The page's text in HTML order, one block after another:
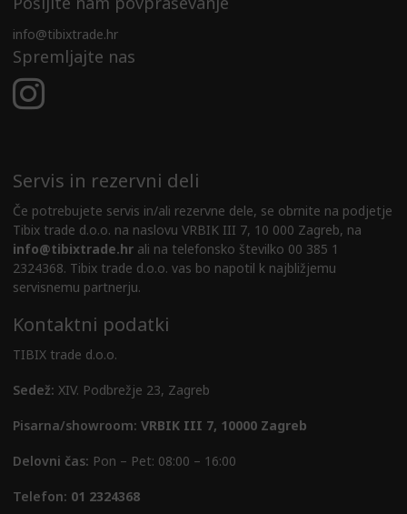
info@tibixtrade.hr
Spremljajte nas
Servis in rezervni deli
Če potrebujete servis in/ali rezervne dele, se obrnite na podjetje
Tibix trade d.o.o. na naslovu VRBIK III 7, 10 000 Zagreb, na
info@tibixtrade.hrali na telefonsko številko 00 385 1
2324368. Tibix trade d.o.o. vas bo napotil k najbližjemu
servisnemu partnerju.
Kontaktni podatki
TIBIX trade d.o.o.
Sedež: XIV. Podbrežje 23, Zagreb
Pisarna/showroom: VRBIK III 7, 10000 Zagreb
Delovni čas: Pon – Pet: 08:00 – 16:00
Telefon: 01 2324368